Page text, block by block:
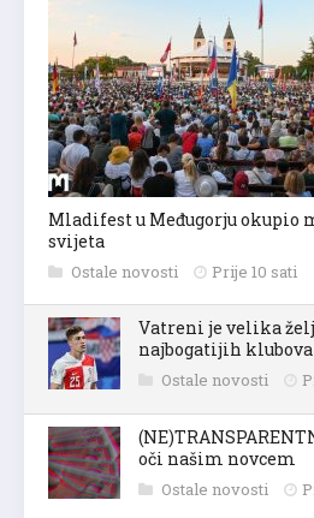
Mladifest u Međugorju okupio
svijeta
Ostale novosti Prije 10 sati
Vatreni je velika
najbogatijih
Ostale novosti
oči našim novcem
Ostale novosti